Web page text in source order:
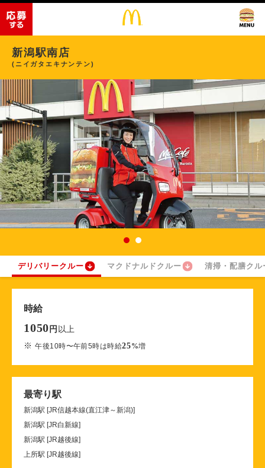
新潟駅南店
(ニイガタエキナンテン)
デリバリークルー マクドナルドクルー 清掃・配膳クル
時給
1050 円 以上
※午後10時〜午前5時は時給25%増
最寄り駅
新潟駅 [JR信越本線(直江津～新潟)]
新潟駅 [JR白新線]
新潟駅 [JR越後線]
上所駅 [JR越後線]